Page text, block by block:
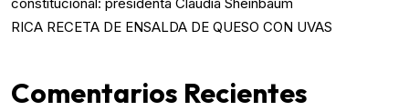
RICA RECETA DE ENSALDA DE QUESO CON UVAS
Comentarios Recientes